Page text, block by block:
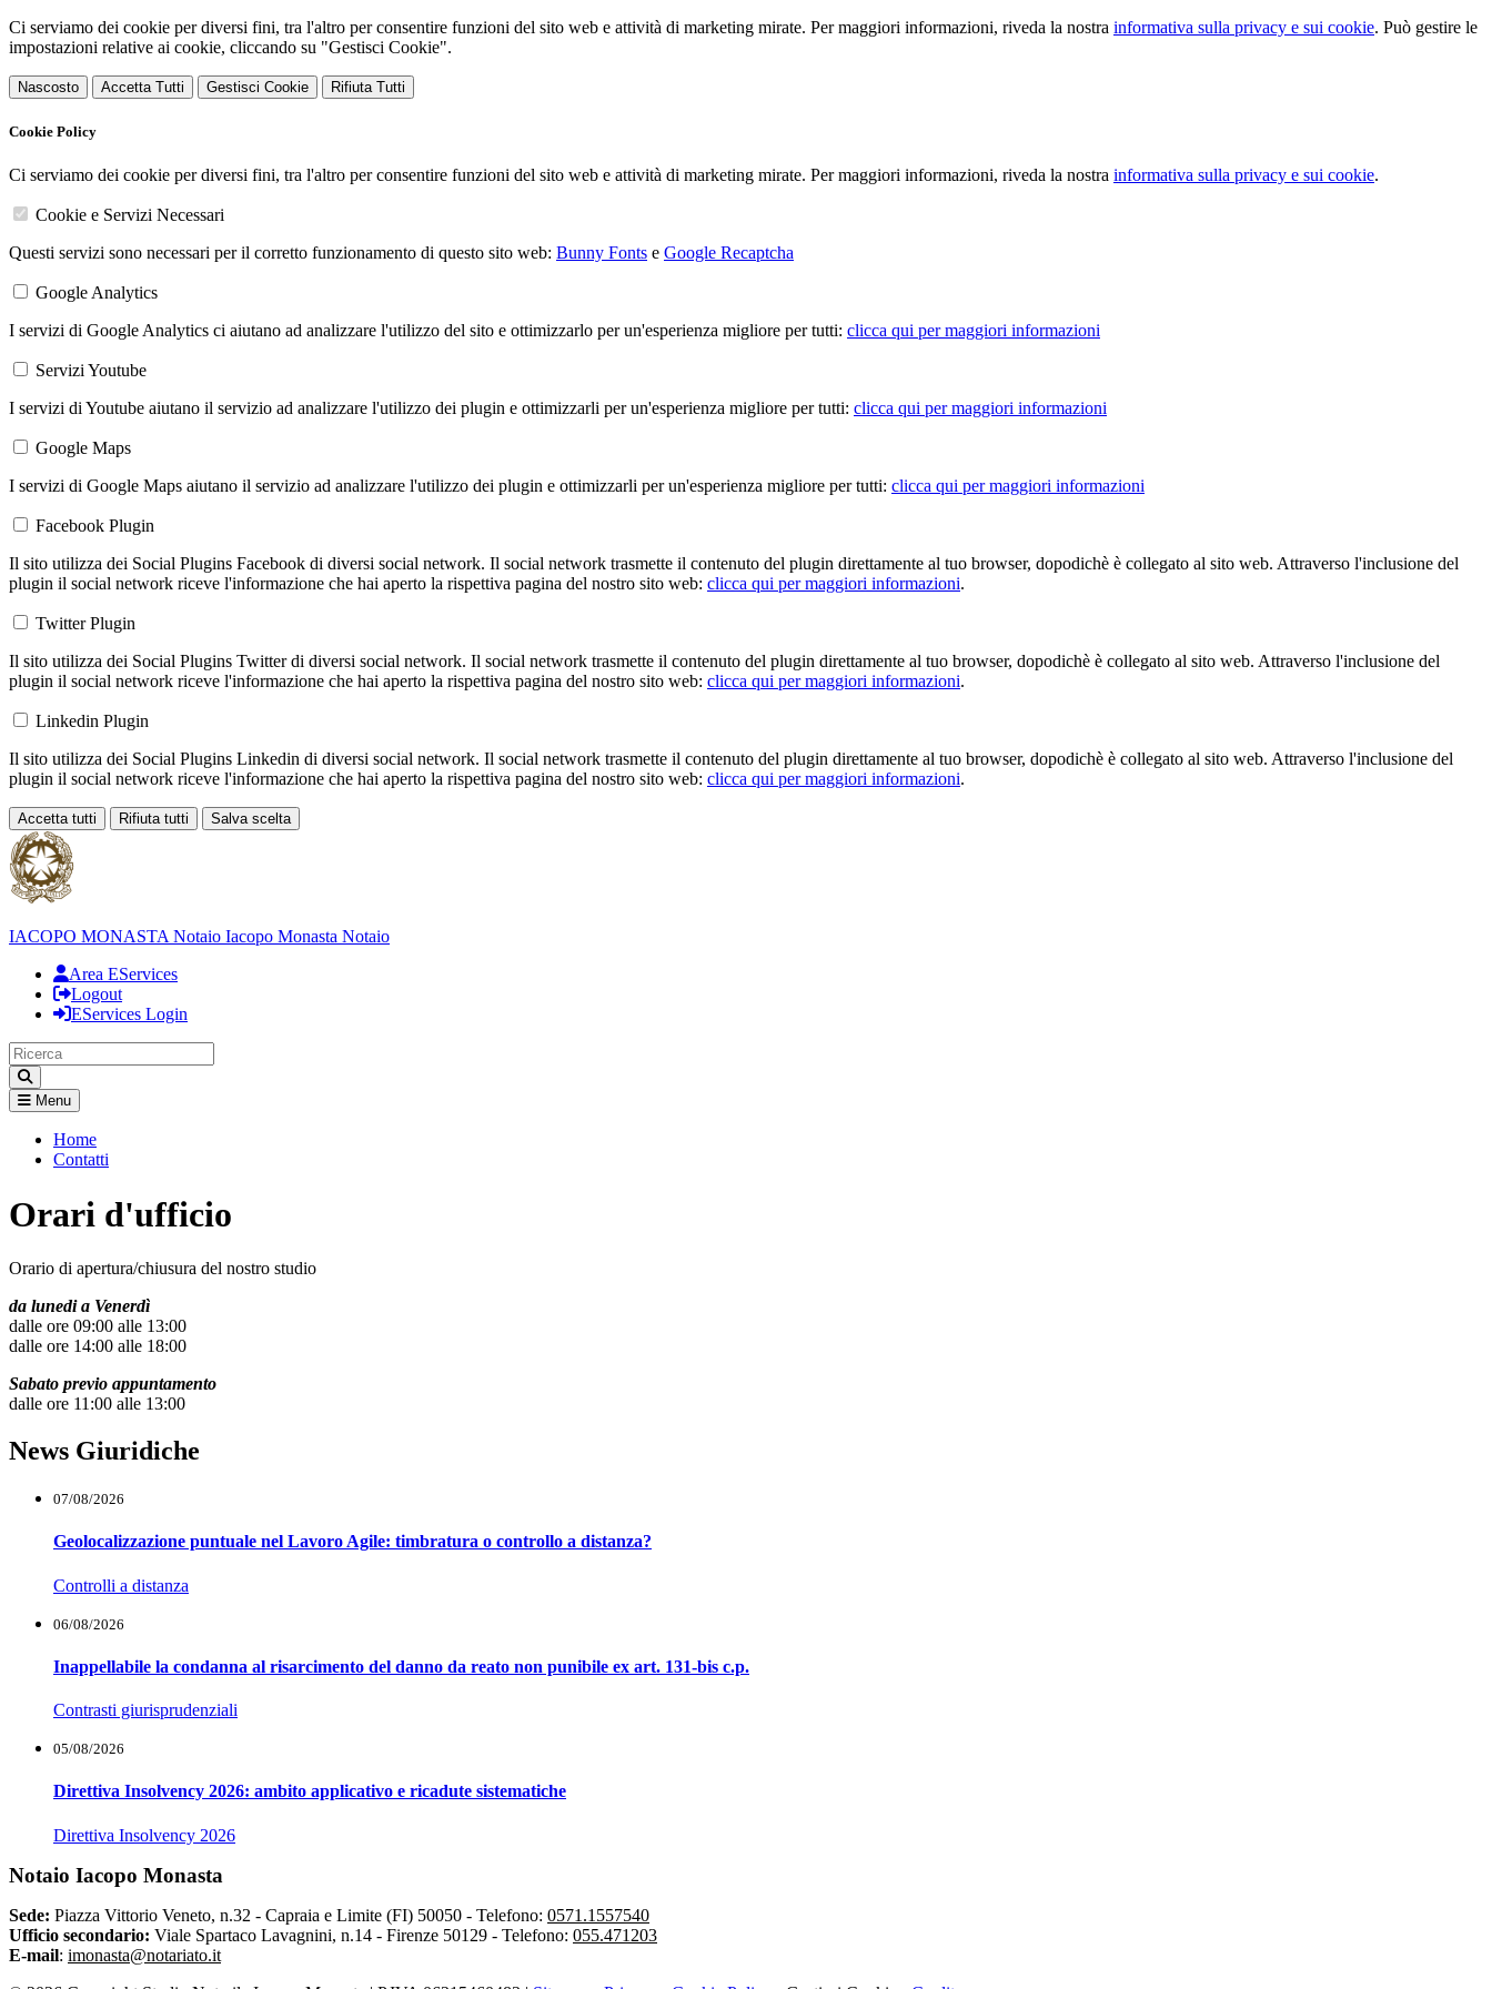
Ci serviamo dei cookie per diversi fini, tra l'altro per consentire funzioni del sito web e attività di marketing mirate. Per maggiori informazioni, riveda la nostra informativa sulla privacy e sui cookie. Può gestire le
impostazioni relative ai cookie, cliccando su "Gestisci Cookie".
Nascosto Accetta Tutti Gestisci Cookie Rifiuta Tutti
Cookie Policy
Ci serviamo dei cookie per diversi fini, tra l'altro per consentire funzioni del sito web e attività di marketing mirate. Per maggiori informazioni, riveda la nostra informativa sulla privacy e sui cookie.
Cookie e Servizi Necessari
Questi servizi sono necessari per il corretto funzionamento di questo sito web: Bunny Fonts e Google Recaptcha
Google Analytics
I servizi di Google Analytics ci aiutano ad analizzare l'utilizzo del sito e ottimizzarlo per un'esperienza migliore per tutti: clicca qui per maggiori informazioni
Servizi Youtube
I servizi di Youtube aiutano il servizio ad analizzare l'utilizzo dei plugin e ottimizzarli per un'esperienza migliore per tutti: clicca qui per maggiori informazioni
Google Maps
I servizi di Google Maps aiutano il servizio ad analizzare l'utilizzo dei plugin e ottimizzarli per un'esperienza migliore per tutti: clicca qui per maggiori informazioni
Facebook Plugin
Il sito utilizza dei Social Plugins Facebook di diversi social network. Il social network trasmette il contenuto del plugin direttamente al tuo browser, dopodichè è collegato al sito web. Attraverso l'inclusione del
plugin il social network riceve l'informazione che hai aperto la rispettiva pagina del nostro sito web: clicca qui per maggiori informazioni.
Twitter Plugin
Il sito utilizza dei Social Plugins Twitter di diversi social network. Il social network trasmette il contenuto del plugin direttamente al tuo browser, dopodichè è collegato al sito web. Attraverso l'inclusione del
plugin il social network riceve l'informazione che hai aperto la rispettiva pagina del nostro sito web: clicca qui per maggiori informazioni.
Linkedin Plugin
Il sito utilizza dei Social Plugins Linkedin di diversi social network. Il social network trasmette il contenuto del plugin direttamente al tuo browser, dopodichè è collegato al sito web. Attraverso l'inclusione del
plugin il social network riceve l'informazione che hai aperto la rispettiva pagina del nostro sito web: clicca qui per maggiori informazioni.
Accetta tutti Rifiuta tutti Salva scelta
Loading...
IACOPO MONASTA Notaio Iacopo Monasta Notaio
Area EServices
Logout
EServices Login
Menu
Home
Contatti
Orari d'ufficio
Orario di apertura/chiusura del nostro studio
da lunedi a Venerdì
dalle ore 09:00 alle 13:00
dalle ore 14:00 alle 18:00
Sabato previo appuntamento
dalle ore 11:00 alle 13:00
News Giuridiche
07/08/2026
Geolocalizzazione puntuale nel Lavoro Agile: timbratura o controllo a distanza?
Controlli a distanza
06/08/2026
Inappellabile la condanna al risarcimento del danno da reato non punibile ex art. 131-bis c.p.
Contrasti giurisprudenziali
05/08/2026
Direttiva Insolvency 2026: ambito applicativo e ricadute sistematiche
Direttiva Insolvency 2026
Notaio Iacopo Monasta
Sede: Piazza Vittorio Veneto, n.32 - Capraia e Limite (FI) 50050 - Telefono: 0571.1557540
Ufficio secondario: Viale Spartaco Lavagnini, n.14 - Firenze 50129 - Telefono: 055.471203
E-mail: imonasta@notariato.it